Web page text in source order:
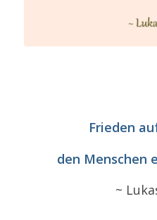
Frieden
den Menschen
~